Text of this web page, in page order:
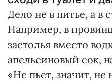
Дело не в питье, а в
Например, в
застолья вместо
апельсиновый сок,
«Не пьет, значит, не